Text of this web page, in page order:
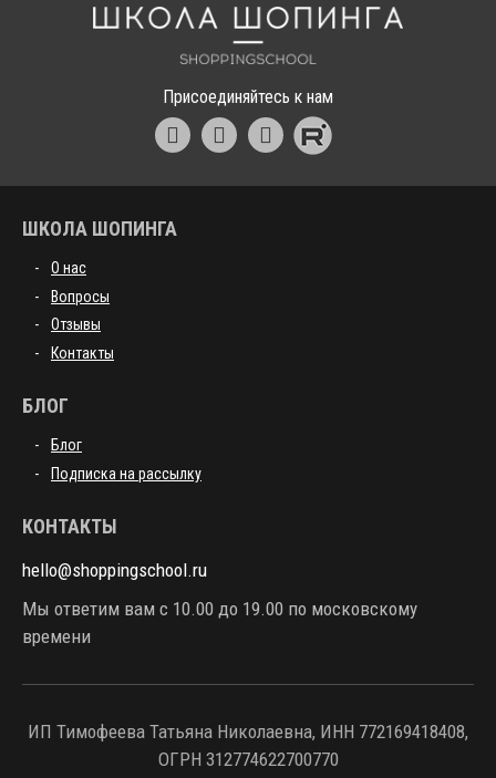
Присоединяйтесь к нам
ШКОЛА ШОПИНГА
О нас
Вопросы
Отзывы
Контакты
БЛОГ
Блог
Подписка на рассылку
КОНТАКТЫ
hello@shoppingschool.ru
Мы ответим вам с 10.00 до 19.00 по московскому
времени
ИП Тимофеева Татьяна Николаевна, ИНН 772169418408,
ОГРН 312774622700770